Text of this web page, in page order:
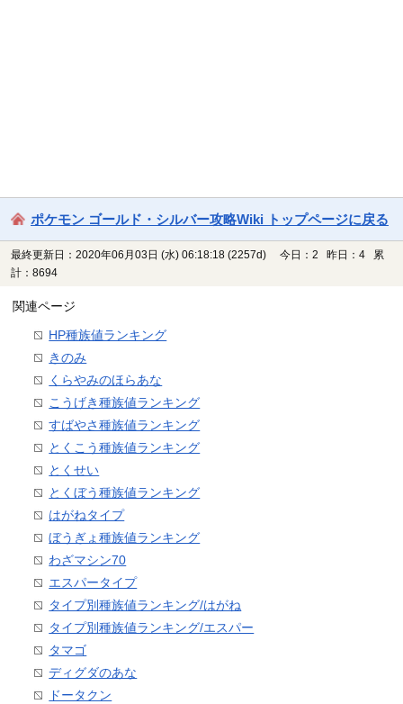
ポケモン ゴールド・シルバー攻略Wiki トップページに戻る
最終更新日：2020年06月03日 (水) 06:18:18 (2257d)
今日：2 昨日：4 累
計：8694
関連ページ
HP種族値ランキング
きのみ
くらやみのほらあな
こうげき種族値ランキング
すばやさ種族値ランキング
とくこう種族値ランキング
とくせい
とくぼう種族値ランキング
はがねタイプ
ぼうぎょ種族値ランキング
わざマシン70
エスパータイプ
タイプ別種族値ランキング/はがね
タイプ別種族値ランキング/エスパー
タマゴ
ディグダのあな
ドータクン